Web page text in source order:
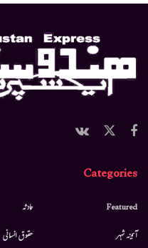
Categories
Featured
آئینہ شہر
حادثہ
حقوق انسانی